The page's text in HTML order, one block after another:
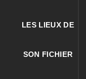
LES LIEUX DE
SON FICHIER